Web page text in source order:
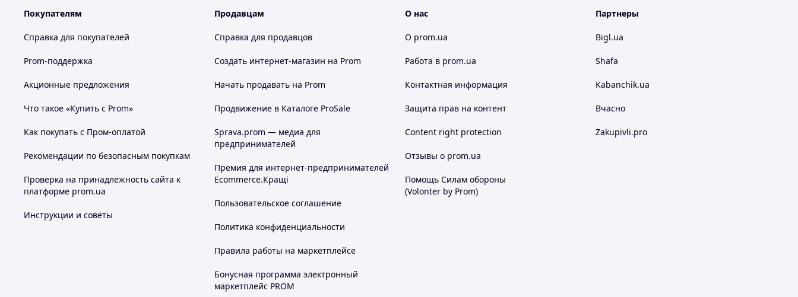
Покупателям
Справка для покупателей
Prom-поддержка
Акционные предложения
Что такое «Купить с Prom»
Как покупать с Пром-оплатой
Рекомендации по безопасным покупкам
Проверка на принадлежность сайта к
платформе prom.ua
Инструкции и советы
Продавцам
Справка для продавцов
Создать интернет-магазин на Prom
Начать продавать на Prom
Продвижение в Каталоге ProSale
Sprava.prom — медиа для
предпринимателей
Премия для интернет-предпринимателей
Ecommerce.Кращі
Пользовательское соглашение
Политика конфиденциальности
Правила работы на маркетплейсе
Бонусная программа электронный
маркетплейс PROM
О нас
О prom.ua
Работа в prom.ua
Контактная информация
Защита прав на контент
Content right protection
Отзывы о prom.ua
Помощь Силам обороны
(Volonter by Prom)
Партнеры
Bigl.ua
Shafa
Kabanchik.ua
Вчасно
Zakupivli.pro